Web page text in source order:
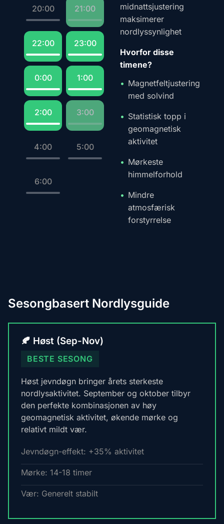
20:00 21:00
22:00 23:00
0:00 1:00
2:00 3:00
4:00 5:00
6:00
midnattsjustering
maksimerer
nordlyssynlighet
Hvorfor disse
timene?
Magnetfeltjustering
med solvind
Statistisk topp i
geomagnetisk
aktivitet
Mørkeste
himmelforhold
Mindre
atmosfærisk
forstyrrelse
Sesongbasert Nordlysguide
🍂 Høst (Sep-Nov)
BESTE SESONG
Høst jevndøgn bringer årets sterkeste
nordlysaktivitet. September og oktober tilbyr
den perfekte kombinasjonen av høy
geomagnetisk aktivitet, økende mørke og
relativt mildt vær.
Jevndøgn-effekt: +35% aktivitet
Mørke: 14-18 timer
Vær: Generelt stabilt